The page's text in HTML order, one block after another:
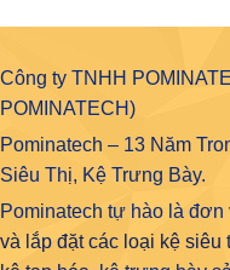
Công ty TNHH
POMINATECH)
Pominatech – 13 Năm
Siêu Thị, Kệ Trưng Bày.
Pominatech tự hào là
và lắp đặt các loại kệ siêu